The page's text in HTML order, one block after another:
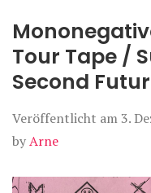
Tour Tape /
Second
Veröffentlicht am 3.
byArne